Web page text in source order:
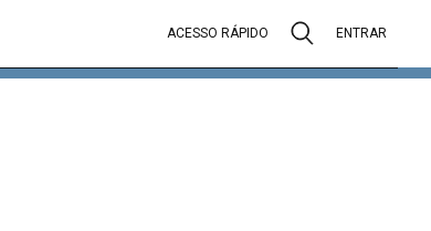
ACESSO RÁPIDO ENTRAR